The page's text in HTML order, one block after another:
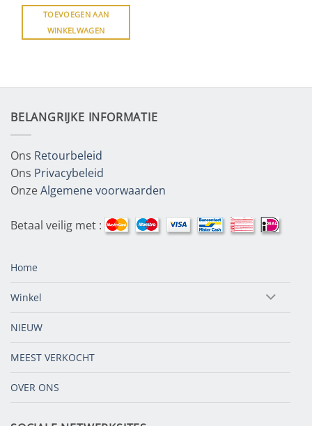
TOEVOEGEN AAN
WINKELWAGEN
BELANGRIJKE INFORMATIE
Ons Retourbeleid
Ons Privacybeleid
OnzeAlgemene voorwaarden
Betaal veilig met :
Home
Winkel
NIEUW
MEEST VERKOCHT
OVER ONS